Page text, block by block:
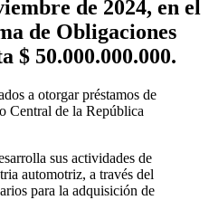
de 2024, en el
de Obligaciones
$ 50.000.000.000.
a otorgar préstamos de
Central de la República
sus actividades de
automotriz, a través del
para la adquisición de